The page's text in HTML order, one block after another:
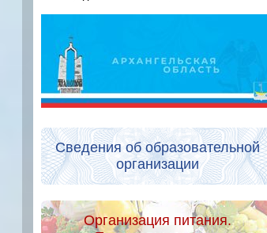
Сведения об образовательной
организации
Организация питания.